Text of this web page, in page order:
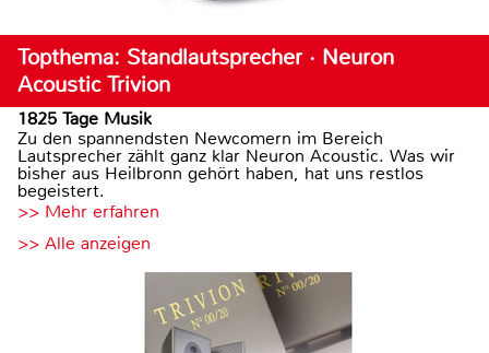
Topthema: Standlautsprecher · Neuron
Acoustic Trivion
1825 Tage Musik
Zu den spannendsten Newcomern im Bereich
Lautsprecher zählt ganz klar Neuron Acoustic. Was wir
bisher aus Heilbronn gehört haben, hat uns restlos
begeistert.
>> Mehr erfahren
>> Alle anzeigen